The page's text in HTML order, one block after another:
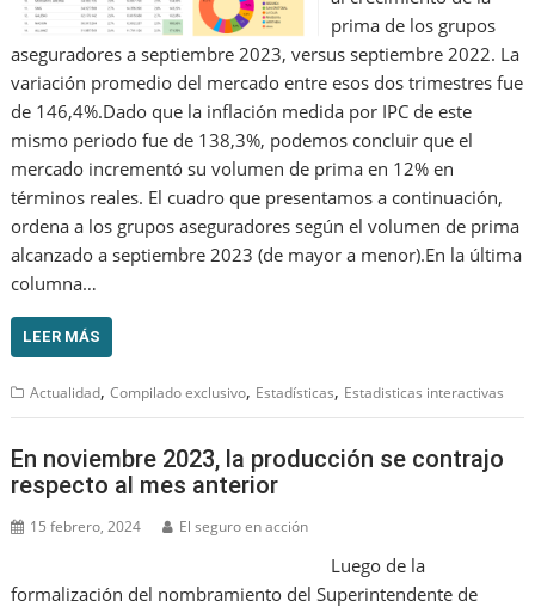
prima de los grupos
aseguradores a septiembre 2023, versus septiembre 2022. La
variación promedio del mercado entre esos dos trimestres fue
de 146,4%.Dado que la inflación medida por IPC de este
mismo periodo fue de 138,3%, podemos concluir que el
mercado incrementó su volumen de prima en 12% en
términos reales. El cuadro que presentamos a continuación,
ordena a los grupos aseguradores según el volumen de prima
alcanzado a septiembre 2023 (de mayor a menor).En la última
columna…
LEER MÁS
Actualidad,Compilado exclusivo, Estadísticas, Estadisticas interactivas
En noviembre 2023, la producción se contrajo
respecto al mes anterior
15 febrero, 2024 El seguro en acción
Luego de la
formalización del nombramiento del Superintendente de